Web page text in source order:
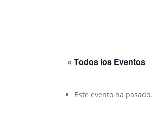
« Todos los Eventos
Este evento ha pasado.